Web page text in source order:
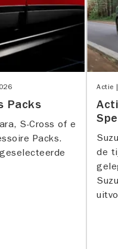
Packs
S-Cross of e
Packs.
Actie
de